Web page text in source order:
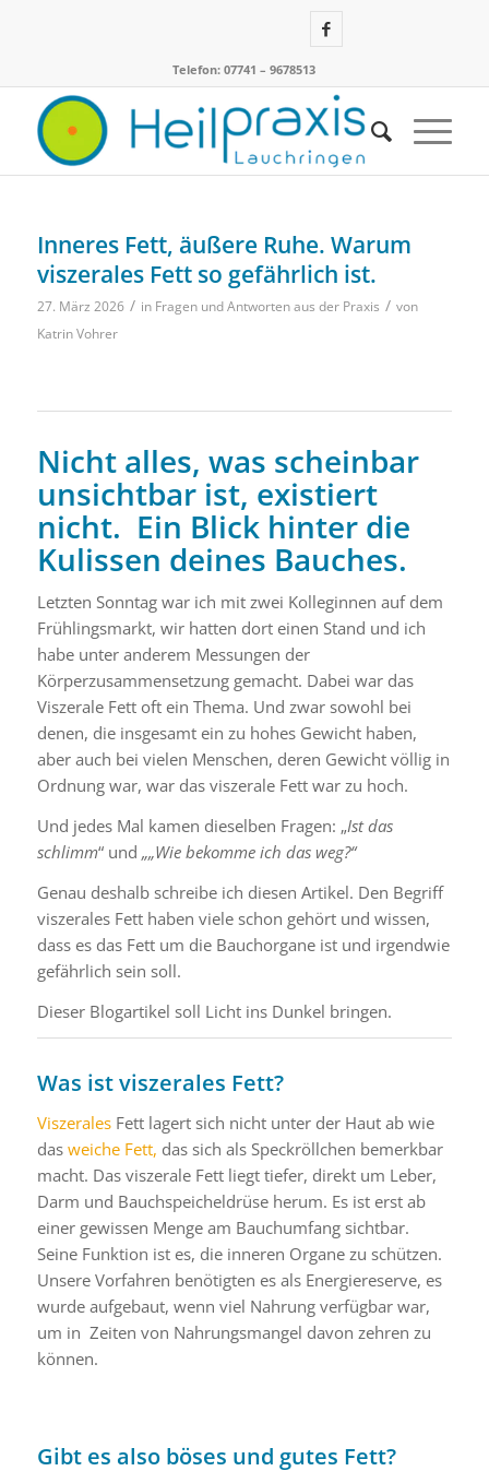
Telefon: 07741 – 9678513
Inneres Fett, äußere Ruhe. Warum
viszerales Fett so gefährlich ist.
27. März 2026 / in Fragen und Antworten aus der Praxis / von
Katrin Vohrer
Nicht alles, was scheinbar
unsichtbar ist, existiert
nicht. Ein Blick hinter die
Kulissen deines Bauches.
Letzten Sonntag war ich mit zwei Kolleginnen auf dem
Frühlingsmarkt, wir hatten dort einen Stand und ich
habe unter anderem Messungen der
Körperzusammensetzung gemacht. Dabei war das
Viszerale Fett oft ein Thema. Und zwar sowohl bei
denen, die insgesamt ein zu hohes Gewicht haben,
aber auch bei vielen Menschen, deren Gewicht völlig in
Ordnung war, war das viszerale Fett war zu hoch.
Und jedes Mal kamen dieselben Fragen: „Ist das
schlimm“ und „„Wie bekomme ich das weg?“
Genau deshalb schreibe ich diesen Artikel. Den Begriff
viszerales Fett haben viele schon gehört und wissen,
dass es das Fett um die Bauchorgane ist und irgendwie
gefährlich sein soll.
Dieser Blogartikel soll Licht ins Dunkel bringen.
Was ist viszerales Fett?
ViszeralesFett lagert sich nicht unter der Haut ab wie
das weiche Fett, das sich als Speckröllchen bemerkbar
macht. Das viszerale Fett liegt tiefer, direkt um Leber,
Darm und Bauchspeicheldrüse herum. Es ist erst ab
einer gewissen Menge am Bauchumfang sichtbar.
Seine Funktion ist es, die inneren Organe zu schützen.
Unsere Vorfahren benötigten es als Energiereserve, es
wurde aufgebaut, wenn viel Nahrung verfügbar war,
um in Zeiten von Nahrungsmangel davon zehren zu
können.
Gibt es also böses und gutes Fett?